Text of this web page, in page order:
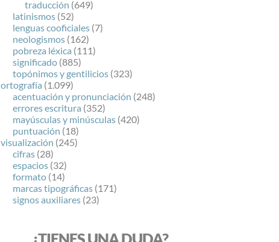
traducción (649)
latinismos (52)
lenguas cooficiales (7)
neologismos (162)
pobreza léxica (111)
significado (885)
topónimos y gentilicios (323)
ortografía (1.099)
acentuación y pronunciación (248)
errores escritura (352)
mayúsculas y minúsculas (420)
puntuación (18)
visualización (245)
cifras (28)
espacios (32)
formato (14)
marcas tipográficas (171)
signos auxiliares (23)
¿TIENES UNA DUDA?